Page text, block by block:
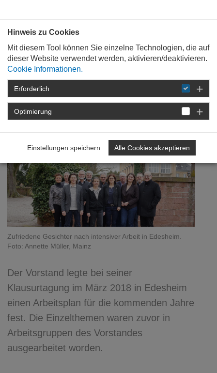
STARTSEITE DETAIL
Bauhaus, BIM und Baukultur
Zufriedene Gesichter nach intensiver Arbeit in Edesheim.
Foto: Annette Müller, Mainz
Der Vorstand legte bei seiner
Klausurtagung im März 2018 in Edesheim
einen Arbeitsplan für die kommenden Jahre
fest. Die Einzelthemen waren zuvor in
Arbeitsgruppen des Vorstandes
ausgearbeitet worden.
Hinweis zu Cookies
Mit diesem Tool können Sie einzelne Technologien, die auf
dieser Website verwendet werden, aktivieren/deaktivieren.
Cookie Informationen.
Erforderlich
Optimierung
Einstellungen speichern Alle Cookies akzeptieren